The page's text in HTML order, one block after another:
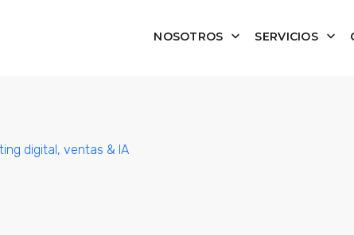
NOSOTROS SERVICIOS
digital, ventas & IA